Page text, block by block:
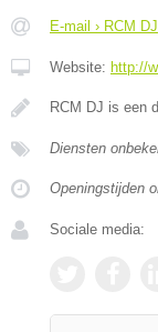
E-mail › RCM DJ
Website: http://
RCM DJ is een
Diensten
Openingstijden
Sociale media: